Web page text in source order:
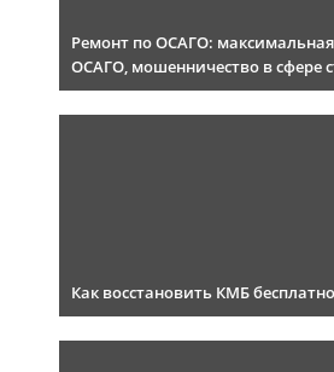
Ремонт по ОСАГО:
ОСАГО, мошенничество в сфере
Как восстановить КМБ